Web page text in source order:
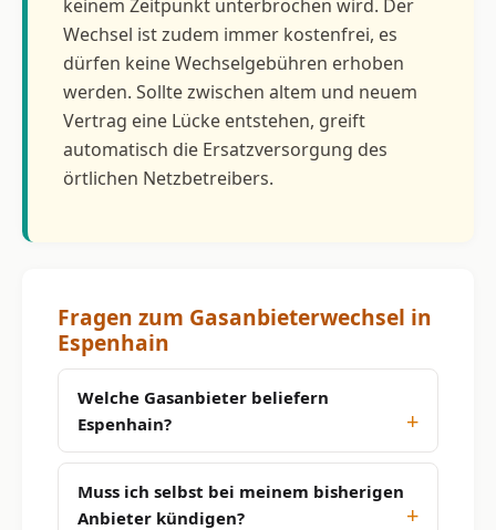
keinem Zeitpunkt unterbrochen wird. Der
Wechsel ist zudem immer kostenfrei, es
dürfen keine Wechselgebühren erhoben
werden. Sollte zwischen altem und neuem
Vertrag eine Lücke entstehen, greift
automatisch die Ersatzversorgung des
örtlichen Netzbetreibers.
Fragen zum Gasanbieterwechsel in
Espenhain
Welche Gasanbieter beliefern
Espenhain?
Muss ich selbst bei meinem bisherigen
Anbieter kündigen?